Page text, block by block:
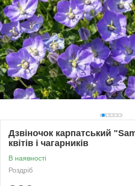
Дзвiночок карпатський
квітів і чагарників
В наявності
Роздріб